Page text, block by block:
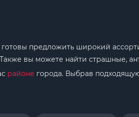
предложить широкий
вы можете найти страшные,
районе города. Выбрав